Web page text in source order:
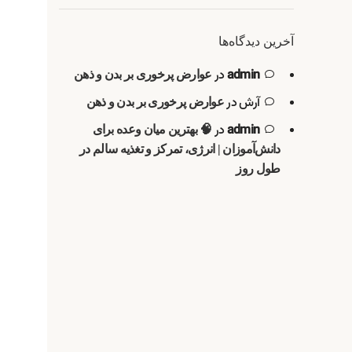
آخرین دیدگاه‌ها
adminدر عوارض پرخوری بر بدن و ذهن
آرشدرعوارض پرخوری بر بدن و ذهن
adminدر 🧠 بهترین میان وعده برای
دانش‌آموزان | انرژی، تمرکز و تغذیه سالم در
طول روز